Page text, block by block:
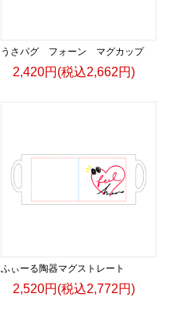
うさパグ フォーン マグカップ
2,420円(税込2,662円)
ふぃーる陶器マグストレート
2,520円(税込2,772円)